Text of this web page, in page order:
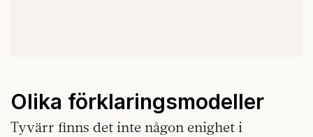
Olika förklaringsmodeller
Tyvärr finns det inte någon enighet i